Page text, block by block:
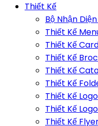
Thiết Kế
Bộ Nhận
Thiết Kế
Thiết Kế
Thiết Kế
Thiết Kế
Thiết Kế
Thiết Kế Logo
Thiết Kế
Thiết Kế